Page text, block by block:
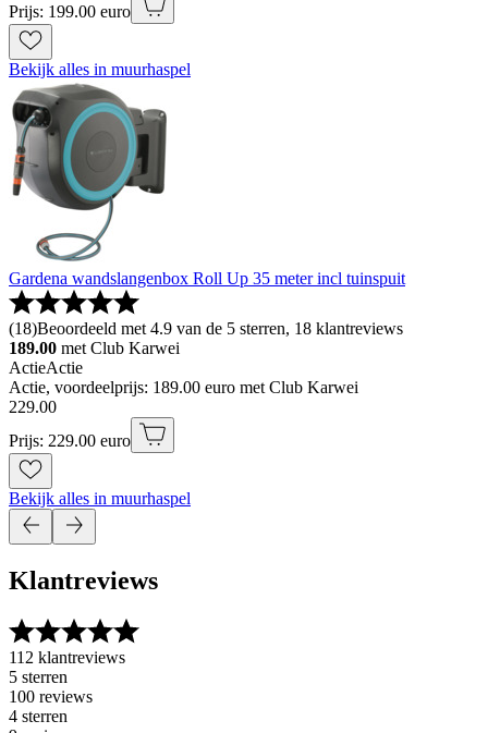
Prijs: 199.00 euro
Bekijk alles in muurhaspel
Gardena wandslangenbox Roll Up 35 meter incl tuinspuit
(18)Beoordeeld met 4.9 van de 5 sterren, 18 klantreviews
189.00 met Club Karwei
ActieActie
Actie, voordeelprijs: 189.00 euro met Club Karwei
229.00
Prijs: 229.00 euro
Bekijk alles in muurhaspel
Klantreviews
112 klantreviews
5 sterren
100 reviews
4 sterren